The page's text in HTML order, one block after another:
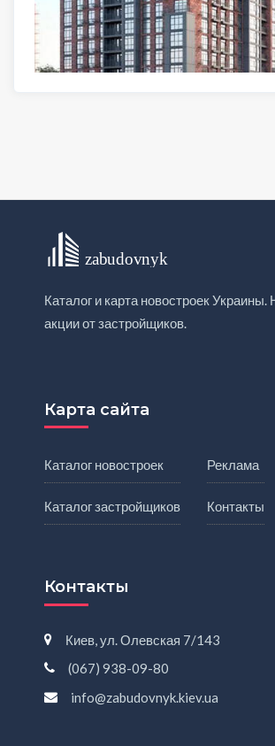
Каталог и карта новостроек Украины.
акции от застройщиков.
Карта сайта
Каталог новостроек
Каталог застройщиков
Реклама
Контакты
Контакты
Киев, ул. Олевская 7/143
(067) 938-09-80
info@zabudovnyk.kiev.ua